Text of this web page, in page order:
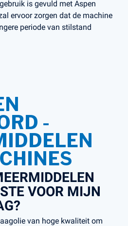
is gevuld met Aspen
ervoor zorgen dat de machine
periode van stilstand
-
VOOR MIJN
van hoge kwaliteit om